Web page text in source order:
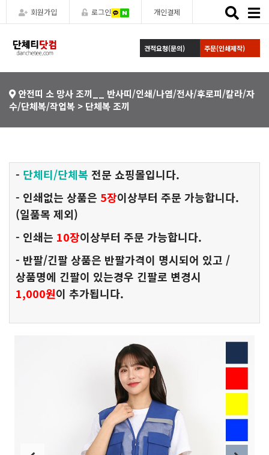
회원가입 로그인 개인결제
Toggle
견적요청(문의) 주문(인쇄제작)
안전띠 소 망사 조끼__ 반사띠/인쇄/나염/전사/후로피/칼라/자
수/단체복/작업복 > 단체복 조끼
- 단체티/단체복 전문 쇼핑몰입니다.
- 인쇄없는 상품은 5장이상부터 주문 가능합니다.
(일품목 제외)
- 인쇄는 10장이상부터 주문 가능합니다.
- 반팔/긴팔 상품은 반팔가격이 명시되어 있고 /
상품명에 긴팔이 있는경우 긴팔로 변경시
1,000원이 추가됩니다.